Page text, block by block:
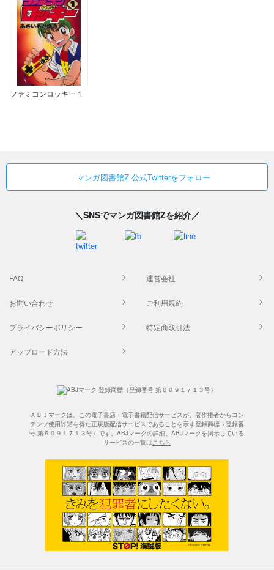
ファミコンロッキー 1
マンガ図書館Z 公式Twitterをフォロー
＼SNSでマンガ図書館Zを紹介／
FAQ 運営会社
お問い合わせ ご利用規約
プライバシーポリシー 特定商取引法
アップロード方法
ＡＢＪマークは、この電子書店・電子書籍配信サービスが、著作権者からコン
テンツ使用許諾を得た正規版配信サービスであることを示す登録商標（登録番
号 第６０９１７１３号）です。ABJマークの詳細、ABJマークを掲示している
サービスの一覧はこちら